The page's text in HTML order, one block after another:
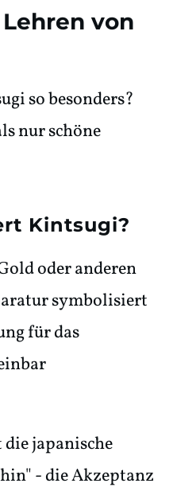
von
so besonders?
nur schöne
Kintsugi?
oder anderen
symbolisiert
für das
japanische
- die Akzeptanz